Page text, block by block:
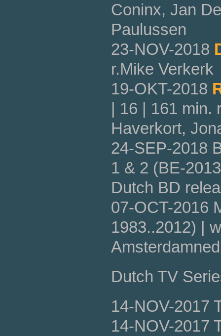
Coninx, Jan
Paulussen
23-NOV-2018
r.Mike Verkerk
19-OKT-2018
| 16 | 161 min.
Haverkort,
24-SEP-2018
1 & 2 (BE-
Dutch BD
07-OCT-2016
1983..2012) |
Dutch TV
14-NOV-2017
14-NOV-2017